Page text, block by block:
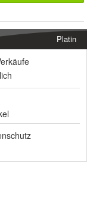
Platin